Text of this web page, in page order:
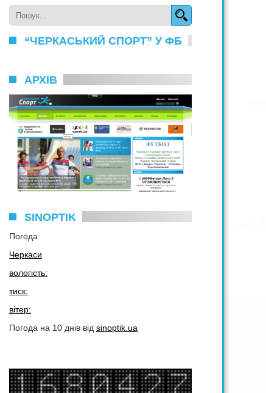
“ЧЕРКАСЬКИЙ СПОРТ” У ФБ
АРХІВ
SINOPTIK
Погода
Черкаси
вологість:
тиск:
вітер:
Погода на 10 днів від sinoptik.ua